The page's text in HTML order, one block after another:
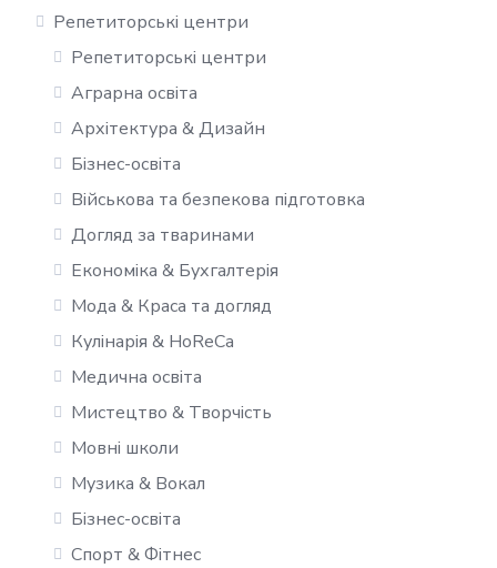
Репетиторські центри
Репетиторські центри
Аграрна освіта
Архітектура & Дизайн
Бізнес-освіта
Військова та безпекова підготовка
Догляд за тваринами
Економіка & Бухгалтерія
Мода & Краса та догляд
Кулінарія & HoReCa
Медична освіта
Мистецтво & Творчість
Мовні школи
Музика & Вокал
Бізнес-освіта
Спорт & Фітнес